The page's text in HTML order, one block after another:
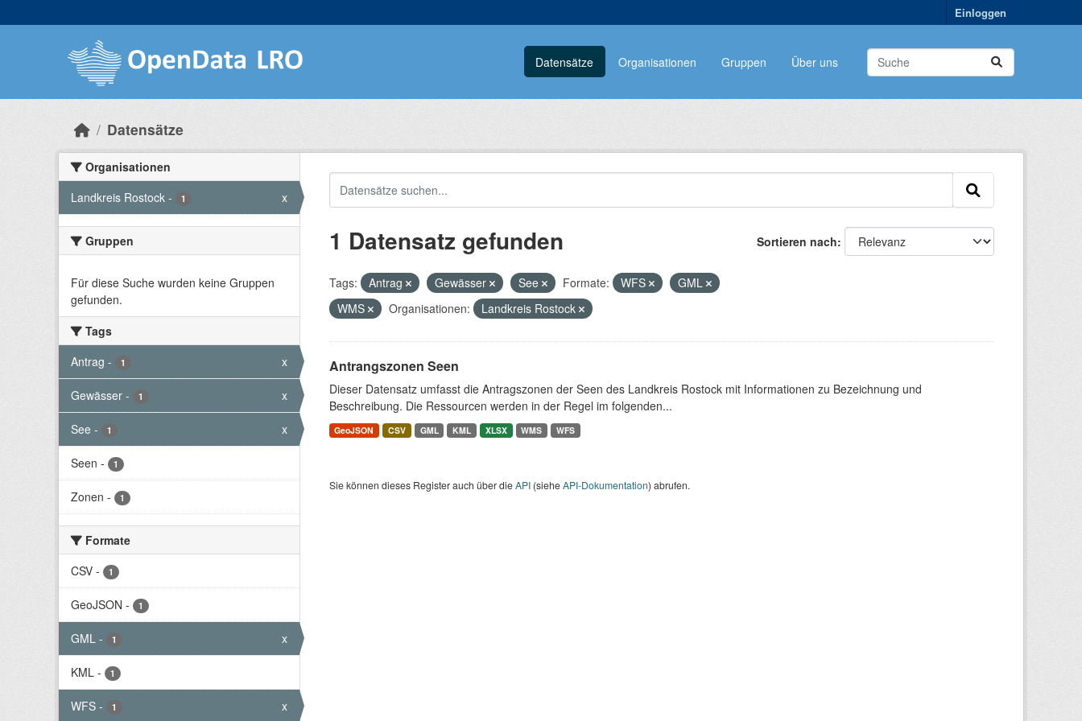
Einloggen
Datensätze Organisationen Gruppen Über uns
Datensätze
Organisationen
Landkreis Rostock - 1 x
Gruppen
Für diese Suche wurden keine Gruppen
gefunden.
Tags
Antrag - 1 x
Gewässer - 1 x
See - 1 x
Seen - 1
Zonen - 1
Formate
CSV - 1
GeoJSON - 1
GML - 1 x
KML - 1
WFS - 1 x
Sortieren nach
1 Datensatz gefunden
Tags: Antrag Gewässer See Formate: WFS
GML
WMS
Organisationen: Landkreis Rostock
Antrangszonen Seen
Dieser Datensatz umfasst die Antragszonen der Seen des Landkreis Rostock mit Informationen zu Bezeichnung und
Beschreibung. Die Ressourcen werden in der Regel im folgenden...
GeoJSON CSV GML KML XLSX WMS WFS
Sie können dieses Register auch über dieAPI(sieheAPI-Dokumentation) abrufen.